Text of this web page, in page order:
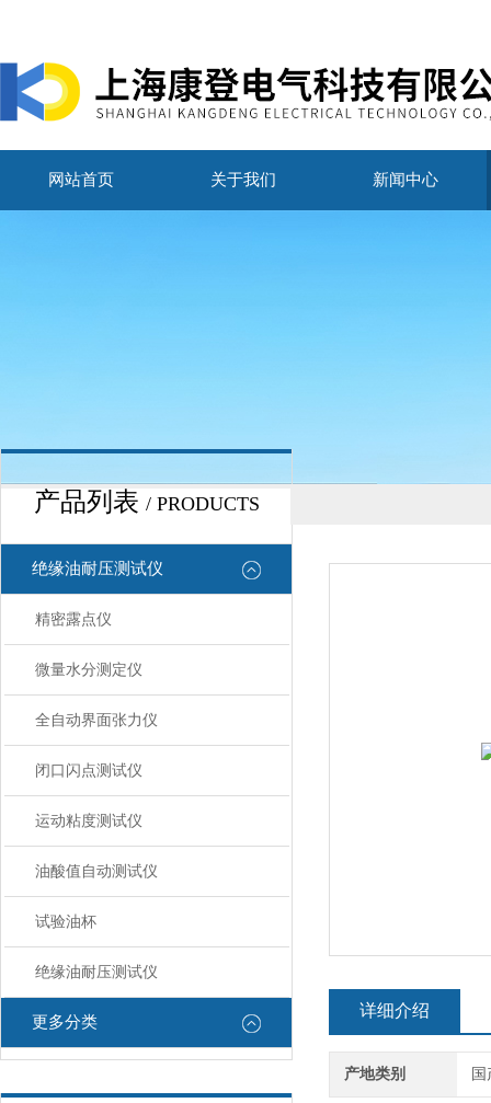
网站首页 关于我们 新闻中心
产品列表 / PRODUCTS
绝缘油耐压测试仪
精密露点仪
微量水分测定仪
全自动界面张力仪
闭口闪点测试仪
运动粘度测试仪
油酸值自动测试仪
试验油杯
绝缘油耐压测试仪
更多分类
详细介绍
产地类别 国